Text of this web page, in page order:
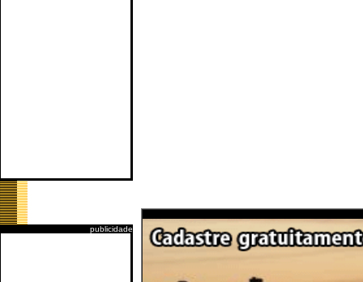
publicidade